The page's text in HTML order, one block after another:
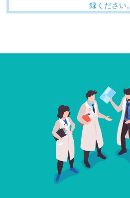
録ください。